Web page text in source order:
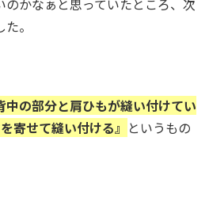
。
中の部分と肩ひもが縫い付けてい
寄せて縫い付ける』 というもの